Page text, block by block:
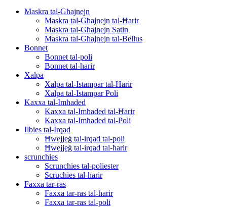
Maskra tal-Għajnejn
Maskra tal-Għajnejn tal-Ħarir
Maskra tal-Għajnejn Satin
Maskra tal-Għajnejn tal-Bellus
Bonnet
Bonnet tal-poli
Bonnet tal-ħarir
Xalpa
Xalpa tal-Istampar tal-Ħarir
Xalpa tal-Istampar Poli
Kaxxa tal-Imħaded
Kaxxa tal-Imħaded tal-Ħarir
Kaxxa tal-Imħaded tal-Poli
Ilbies tal-Irqad
Ħwejjeġ tal-irqad tal-poli
Ħwejjeġ tal-irqad tal-ħarir
scrunchies
Scrunchies tal-poliester
Scruchies tal-ħarir
Faxxa tar-ras
Faxxa tar-ras tal-ħarir
Faxxa tar-ras tal-poli